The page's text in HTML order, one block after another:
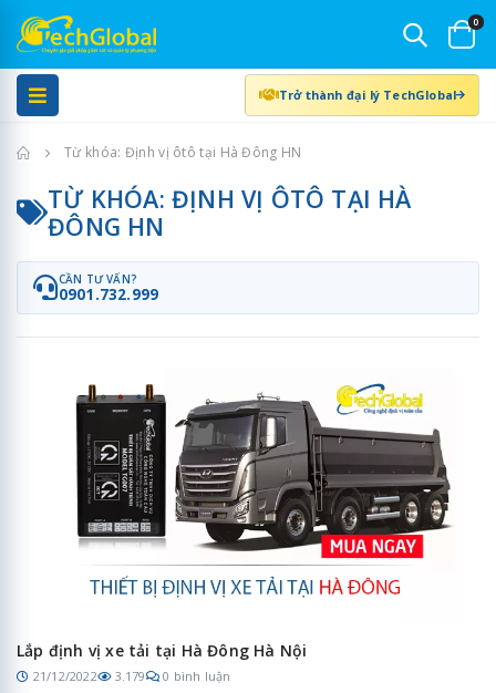
0
Trở thành đại lý TechGlobal
Trang chủTừ khóa: Định vị ôtô tại Hà Đông HN
TỪ KHÓA: ĐỊNH VỊ ÔTÔ TẠI HÀ
ĐÔNG HN
CẦN TƯ VẤN?
0901.732.999
Lắp định vị xe tải tại Hà Đông Hà Nội
21/12/2022 3.179 0 bình luận